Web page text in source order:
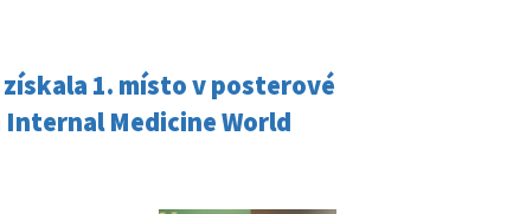
1. místo v posterové
Medicine World